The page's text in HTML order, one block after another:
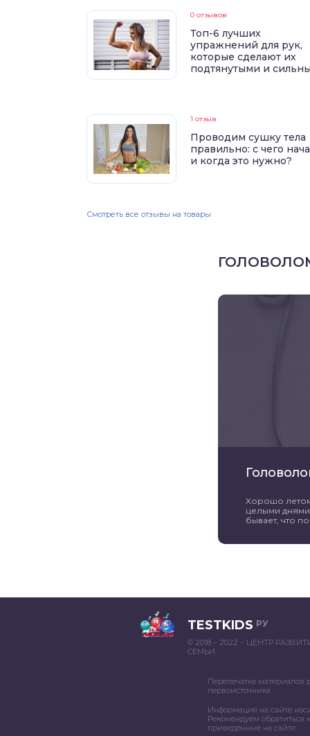
0 отзывов
Топ-6 лучших
упражнений для рук,
которые сделают их
подтянутыми и
1 отзыв
Проводим сушку тела
правильно: с чего
и когда это нужно?
Смотреть все отзывы на товары
Хорошо
целыми
бывает, что
TESTKIDS РУ
© 2018 – 2022 – ЦЕНТР
СЕМЬИ
Перепечатка материалов
первоисточника
Информация на сайте
Рекомендуем обратиться
приведенные на сайте.